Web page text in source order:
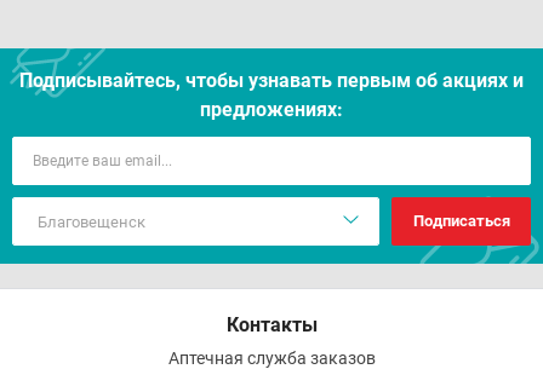
Подписывайтесь, чтобы узнавать первым об акцияx и
предложениях:
Подписаться
Контакты
Аптечная служба заказов